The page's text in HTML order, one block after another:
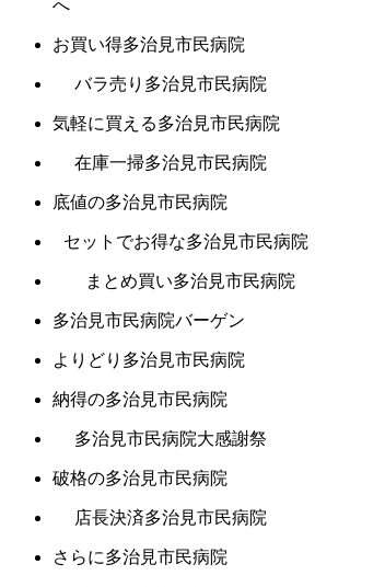
へ
お買い得多治見市民病院
バラ売り多治見市民病院
気軽に買える多治見市民病院
在庫一掃多治見市民病院
底値の多治見市民病院
セットでお得な多治見市民病院
まとめ買い多治見市民病院
多治見市民病院バーゲン
よりどり多治見市民病院
納得の多治見市民病院
多治見市民病院大感謝祭
破格の多治見市民病院
店長決済多治見市民病院
さらに多治見市民病院